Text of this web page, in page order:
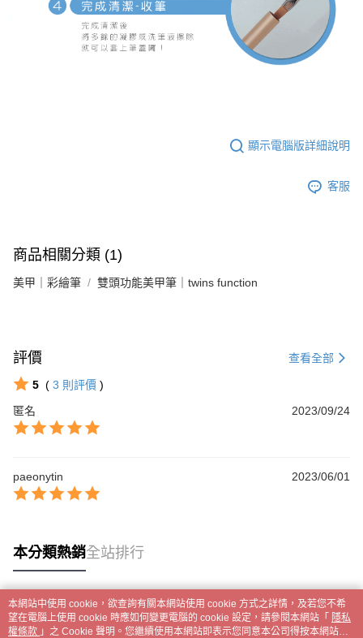
顯示電腦版詳細說明
客服
商品相關分類 (1)
美甲｜彩繪筆 雙頭功能美甲筆｜twins function
評價 查看全部
5 ( 3 則評價 )
匿名
2023/09/24
paeonytin 2023/06/01
本分類熱銷全站排行
熱門標籤
本網站中使用 cookie，欲查詢有關本網站使用 cookie 方式之詳情，及若您不希
望在電腦上使用 cookie 時應如何變更電腦的 cookie 設定，請參閱本網站「 隱私
權條款 」之 Cookie 聲明。您繼續使用本網站即表示您同意本公司得按本網站使